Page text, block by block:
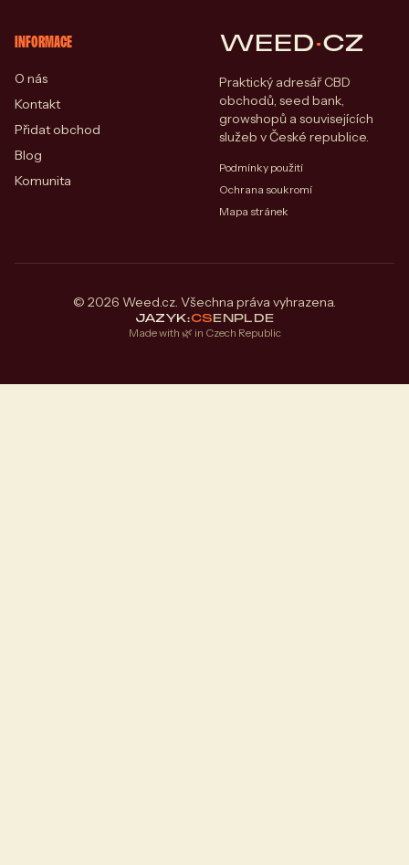
INFORMACE
O nás
Kontakt
Přidat obchod
Blog
Komunita
WEED·CZ
Praktický adresář CBD
obchodů, seed bank,
growshopů a souvisejících
služeb v České republice.
Podmínky použití
Ochrana soukromí
Mapa stránek
© 2026 Weed.cz. Všechna práva vyhrazena.
JAZYK:CSENPLDE
Made with 🌿 in Czech Republic